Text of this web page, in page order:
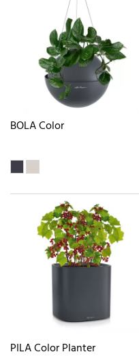
BOLA Color
PILA Color Planter